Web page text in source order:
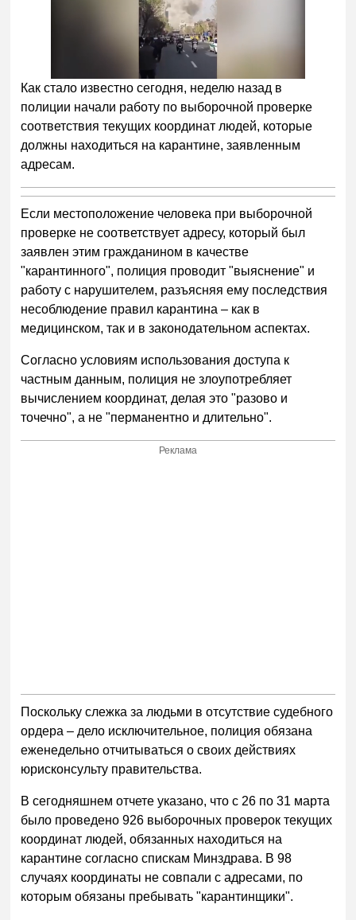
Как стало известно сегодня, неделю назад в
полиции начали работу по выборочной проверке
соответствия текущих координат людей, которые
должны находиться на карантине, заявленным
адресам.
Если местоположение человека при выборочной
проверке не соответствует адресу, который был
заявлен этим гражданином в качестве
"карантинного", полиция проводит "выяснение" и
работу с нарушителем, разъясняя ему последствия
несоблюдение правил карантина – как в
медицинском, так и в законодательном аспектах.
Согласно условиям использования доступа к
частным данным, полиция не злоупотребляет
вычислением координат, делая это "разово и
точечно", а не "перманентно и длительно".
Реклама
Поскольку слежка за людьми в отсутствие судебного
ордера – дело исключительное, полиция обязана
еженедельно отчитываться о своих действиях
юрисконсульту правительства.
В сегодняшнем отчете указано, что с 26 по 31 марта
было проведено 926 выборочных проверок текущих
координат людей, обязанных находиться на
карантине согласно спискам Минздрава. В 98
случаях координаты не совпали с адресами, по
которым обязаны пребывать "карантинщики".